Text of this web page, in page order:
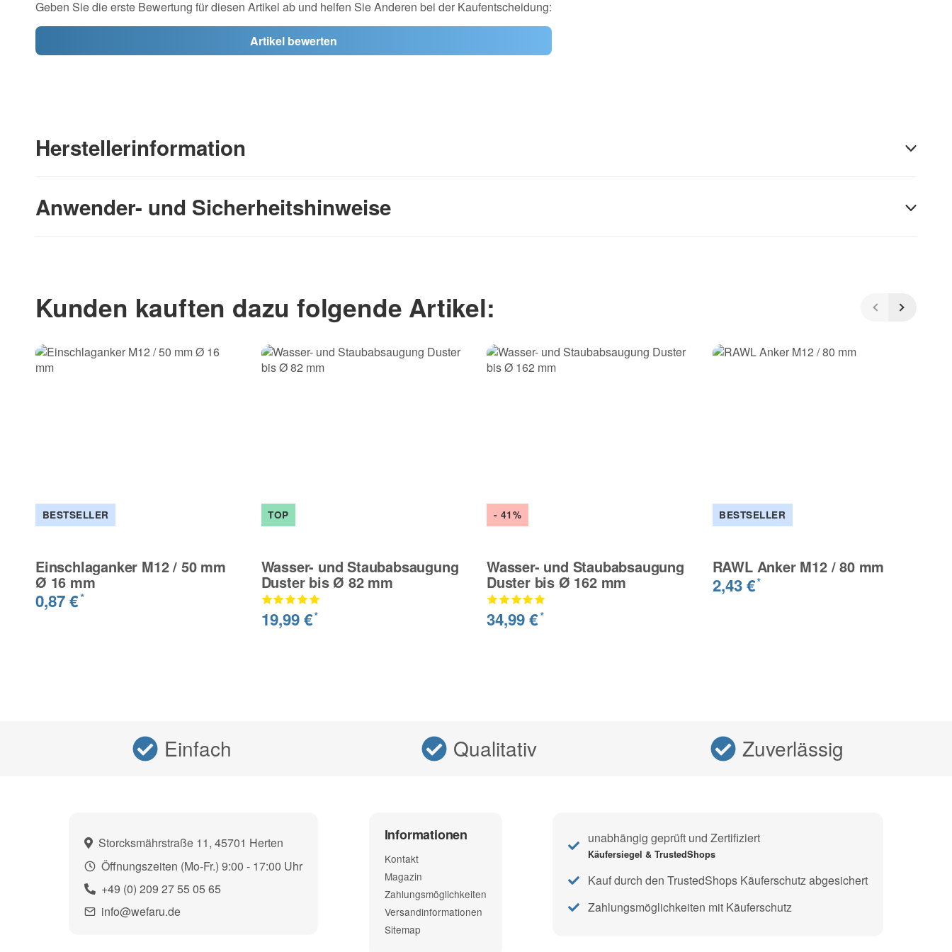
Geben Sie die erste Bewertung für diesen Artikel ab und helfen Sie Anderen bei der Kaufentscheidung:
Artikel bewerten
Herstellerinformation
Anwender- und Sicherheitshinweise
Kunden kauften dazu folgende Artikel:
BESTSELLER
Einschlaganker M12 / 50 mm
Ø 16 mm
0,87 €*
TOP
Wasser- und Staubabsaugung
Duster bis Ø 82 mm
19,99 €*
- 41%
Wasser- und Staubabsaugung
Duster bis Ø 162 mm
34,99 €*
BESTSELLER
RAWL Anker M12 / 80 mm
2,43 €*
Einfach Qualitativ Zuverlässig
Storcksmährstraße 11, 45701 Herten
Öffnungszeiten (Mo-Fr.) 9:00 - 17:00 Uhr
+49 (0) 209 27 55 05 65
info@wefaru.de
Informationen
Kontakt
Magazin
Zahlungsmöglichkeiten
Versandinformationen
Sitemap
unabhängig geprüft und Zertifiziert
Käufersiegel & TrustedShops
Kauf durch den TrustedShops Käuferschutz abgesichert
Zahlungsmöglichkeiten mit Käuferschutz